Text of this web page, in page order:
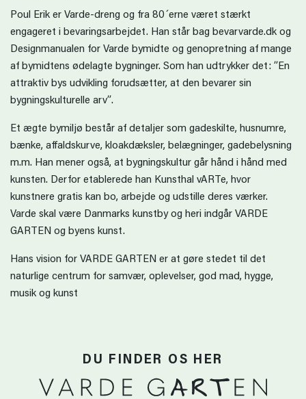
Poul Erik er Varde-dreng og fra 80´erne været stærkt
engageret i bevaringsarbejdet. Han står bag bevarvarde.dk og
Designmanualen for Varde bymidte og genopretning af mange
af bymidtens ødelagte bygninger. Som han udtrykker det: ”En
attraktiv bys udvikling forudsætter, at den bevarer sin
bygningskulturelle arv”.
Et ægte bymiljø består af detaljer som gadeskilte, husnumre,
bænke, affaldskurve, kloakdæksler, belægninger, gadebelysning
m.m. Han mener også, at bygningskultur går hånd i hånd med
kunsten. Derfor etablerede han Kunsthal vARTe, hvor
kunstnere gratis kan bo, arbejde og udstille deres værker.
Varde skal være Danmarks kunstby og heri indgår VARDE
GARTEN og byens kunst.
Hans vision for VARDE GARTEN er at gøre stedet til det
naturlige centrum for samvær, oplevelser, god mad, hygge,
musik og kunst
DU FINDER OS HER